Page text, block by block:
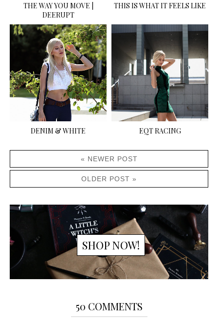
THE WAY YOU MOVE |
DEERUPT
THIS IS WHAT IT FEELS LIKE
DENIM & WHITE EQT RACING
« NEWER POST
OLDER POST »
SHOP NOW!
50 COMMENTS